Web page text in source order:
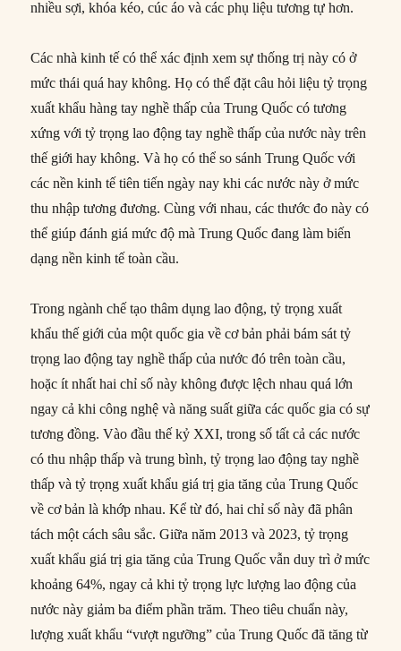
nhiều sợi, khóa kéo, cúc áo và các phụ liệu tương tự hơn.
Các nhà kinh tế có thể xác định xem sự thống trị này có ở
mức thái quá hay không. Họ có thể đặt câu hỏi liệu tỷ trọng
xuất khẩu hàng tay nghề thấp của Trung Quốc có tương
xứng với tỷ trọng lao động tay nghề thấp của nước này trên
thế giới hay không. Và họ có thể so sánh Trung Quốc với
các nền kinh tế tiên tiến ngày nay khi các nước này ở mức
thu nhập tương đương. Cùng với nhau, các thước đo này có
thể giúp đánh giá mức độ mà Trung Quốc đang làm biến
dạng nền kinh tế toàn cầu.
Trong ngành chế tạo thâm dụng lao động, tỷ trọng xuất
khẩu thế giới của một quốc gia về cơ bản phải bám sát tỷ
trọng lao động tay nghề thấp của nước đó trên toàn cầu,
hoặc ít nhất hai chỉ số này không được lệch nhau quá lớn
ngay cả khi công nghệ và năng suất giữa các quốc gia có sự
tương đồng. Vào đầu thế kỷ XXI, trong số tất cả các nước
có thu nhập thấp và trung bình, tỷ trọng lao động tay nghề
thấp và tỷ trọng xuất khẩu giá trị gia tăng của Trung Quốc
về cơ bản là khớp nhau. Kể từ đó, hai chỉ số này đã phân
tách một cách sâu sắc. Giữa năm 2013 và 2023, tỷ trọng
xuất khẩu giá trị gia tăng của Trung Quốc vẫn duy trì ở mức
khoảng 64%, ngay cả khi tỷ trọng lực lượng lao động của
nước này giảm ba điểm phần trăm. Theo tiêu chuẩn này,
lượng xuất khẩu “vượt ngưỡng” của Trung Quốc đã tăng từ